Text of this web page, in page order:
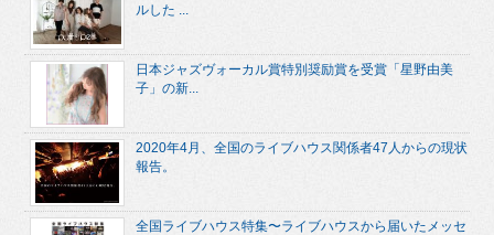
ルした ...
日本ジャズヴォーカル賞特別奨励賞を受賞「星野由美
子」の新...
2020年4月、全国のライブハウス関係者47人からの現状
報告。
全国ライブハウス特集〜ライブハウスから届いたメッセ